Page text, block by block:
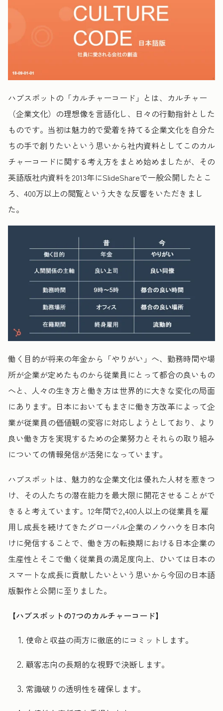
ハブスポットの「カルチャーコード」とは、カルチャー
（企業文化）の理想像を言語化し、日々の行動指針とした
ものです。当初は魅力的で愛着を持てる企業文化を自分た
ちの手で創りたいという思いから社内資料としてこのカル
チャーコードに関する考え方をまとめ始めましたが、その
英語版社内資料を2013年にSlideShareで一般公開したとこ
ろ、400万以上の閲覧という大きな反響をいただきまし
た。
働く目的が将来の年金から「やりがい」へ、勤務時間や場
所が企業が定めたものから従業員にとって都合の良いもの
へと、人々の生き方と働き方は世界的に大きな変化の局面
にあります。日本においてもまさに働き方改革によって企
業が従業員の価値観の変容に対応しようとしており、より
良い働き方を実現するための企業努力とそれらの取り組み
についての情報発信が活発になっています。
ハブスポットは、魅力的な企業文化は優れた人材を惹きつ
け、その人たちの潜在能力を最大限に開花させることがで
きると考えています。12年間で2,400人以上の従業員を雇
用し成長を続けてきたグローバル企業のノウハウを日本向
けに発信することで、働き方の転換期における日本企業の
生産性とそこで働く従業員の満足度向上、ひいては日本の
スマートな成長に貢献したいという思いから今回の日本語
版製作と公開に至りました。
【ハブスポットの7つのカルチャーコード】
使命と収益の両方に徹底的にコミットします。
顧客志向の長期的な視野で決断します。
常識破りの透明性を確保します。